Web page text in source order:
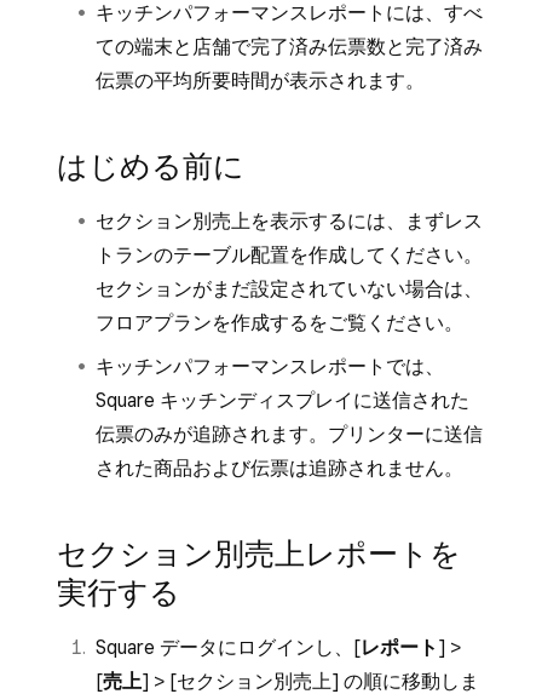
キッチンパフォーマンスレポートには、すべ
ての端末と店舗で完了済み伝票数と完了済み
伝票の平均所要時間が表示されます。
はじめる前に
セクション別売上を表示するには、まずレス
トランのテーブル配置を作成してください。
セクションがまだ設定されていない場合は、
フロアプランを作成する をご覧ください。
キッチンパフォーマンスレポートでは、
Square キッチンディスプレイに送信された
伝票のみが追跡されます。プリンターに送信
された商品および伝票は追跡されません。
セクション別売上レポートを
実行する
Square データにログインし、[レポート ] >
[売上] > [セクション別売上] の順に移動しま